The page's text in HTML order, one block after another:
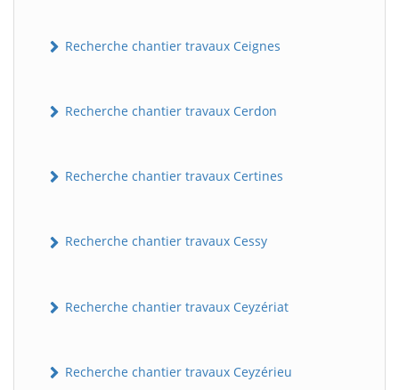
Recherche chantier travaux Ceignes
Recherche chantier travaux Cerdon
Recherche chantier travaux Certines
Recherche chantier travaux Cessy
Recherche chantier travaux Ceyzériat
Recherche chantier travaux Ceyzérieu